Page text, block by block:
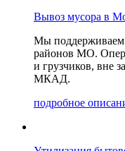
Вывоз мусора в
Мы поддерживаем
районов МО.
и грузчиков, вне
МКАД.
подробное